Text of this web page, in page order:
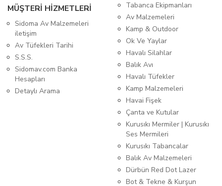
MÜŞTERİ HİZMETLERİ
Sidoma Av Malzemeleri
iletişim
Av Tüfekleri Tarihi
S.S.S.
Sidomav.com Banka
Hesapları
Detaylı Arama
Tabanca Ekipmanları
Av Malzemeleri
Kamp & Outdoor
Ok Ve Yaylar
Havalı Silahlar
Balık Avı
Havalı Tüfekler
Kamp Malzemeleri
Havai Fişek
Çanta ve Kutular
Kurusıkı Mermiler | Kurusıkı
Ses Mermileri
Kurusıkı Tabancalar
Balık Av Malzemeleri
Dürbün Red Dot Lazer
Bot & Tekne & Kurşun